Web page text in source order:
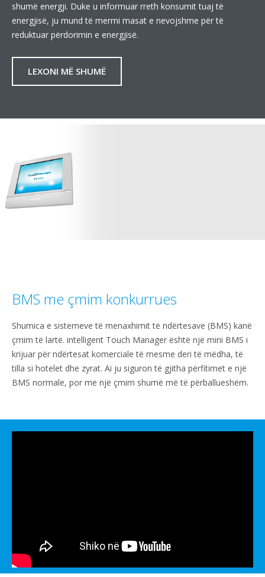
shumë energji. Duke u informuar rreth konsumit tuaj të
energjisë, ju mund të merrni masat e nevojshme për të
reduktuar përdorimin e energjisë.
LEXONI MË SHUMË
BMS me çmim konkurrues
Shumica e sistemeve të menaxhimit të ndërtesave (BMS) kanë
çmim të lartë. intelligent Touch Manager është një mini BMS i
krijuar për ndërtesat komerciale të mesme deri të mëdha, të
tilla si hotelet dhe zyrat. Ai ju siguron të gjitha përfitimet e një
BMS normale, por me një çmim shumë më të përballueshëm.